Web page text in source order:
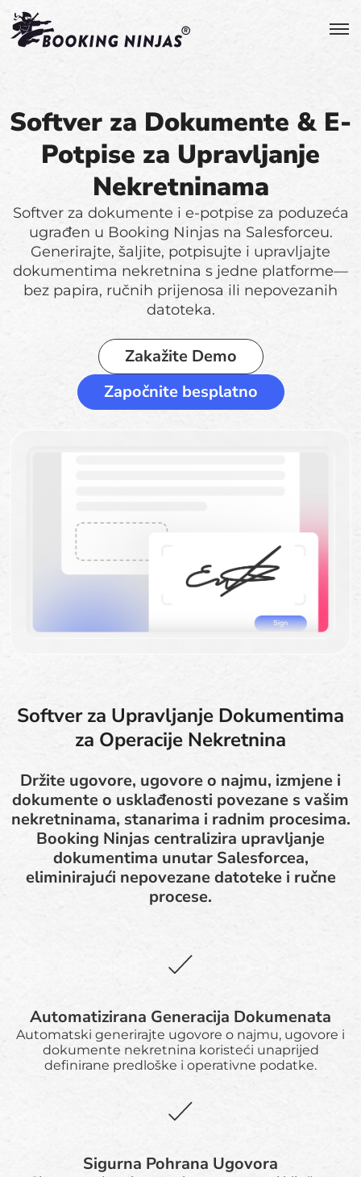
Softver za Dokumente & E-
Potpise za Upravljanje
Nekretninama
Softver za dokumente i e-potpise za poduzeća
ugrađen u Booking Ninjas na Salesforceu.
Generirajte, šaljite, potpisujte i upravljajte
dokumentima nekretnina s jedne platforme—
bez papira, ručnih prijenosa ili nepovezanih
datoteka.
Zakažite Demo
Započnite besplatno
Softver za Upravljanje Dokumentima
za Operacije Nekretnina
Držite ugovore, ugovore o najmu, izmjene i
dokumente o usklađenosti povezane s vašim
nekretninama, stanarima i radnim procesima.
Booking Ninjas centralizira upravljanje
dokumentima unutar Salesforcea,
eliminirajući nepovezane datoteke i ručne
procese.
Automatizirana Generacija Dokumenata
Automatski generirajte ugovore o najmu, ugovore i
dokumente nekretnina koristeći unaprijed
definirane predloške i operativne podatke.
Sigurna Pohrana Ugovora